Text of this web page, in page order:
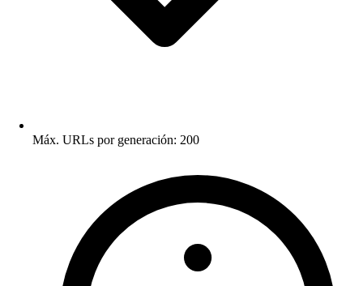
Máx. URLs por generación: 200